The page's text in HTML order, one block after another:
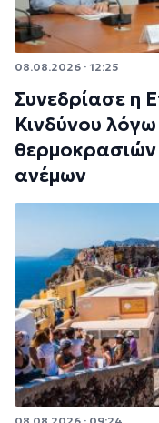
08.08.2026 · 12:25
Συνεδρίασε η
Κινδύνου
θερμοκρασιών
ανέμων